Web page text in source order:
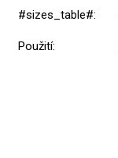
#sizes_table#:
Použití: